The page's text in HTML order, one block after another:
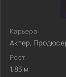
Карьера:
Актер,
Рост:
1.83 м